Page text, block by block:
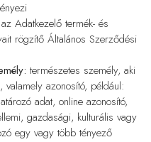
Adatkezelő termék- és
rögzítő Általános Szerződési
természetes személy, aki
valamely azonosító, például:
adat, online azonosító,
gazdasági, kulturális vagy
egy vagy több tényező